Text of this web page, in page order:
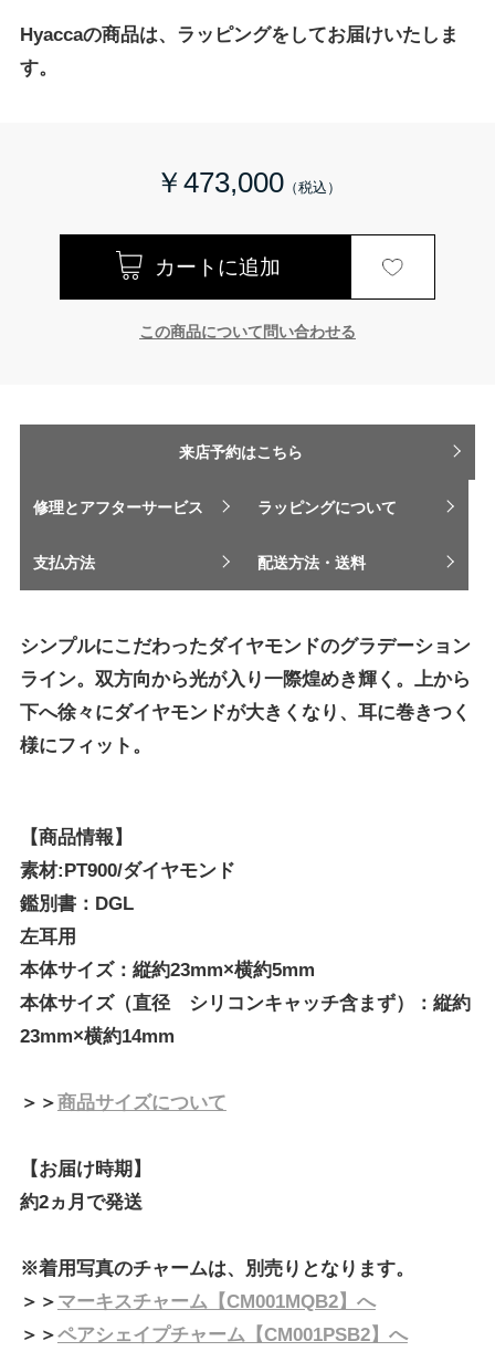
Hyaccaの商品は、ラッピングをしてお届けいたしま
す。
￥473,000
この商品について問い合わせる
来店予約はこちら
修理とアフターサービス ラッピングについて
支払方法 配送方法・送料
シンプルにこだわったダイヤモンドのグラデーション
ライン。双方向から光が入り一際煌めき輝く。上から
下へ徐々にダイヤモンドが大きくなり、耳に巻きつく
様にフィット。
【商品情報】
素材:PT900/ダイヤモンド
鑑別書：DGL
左耳用
本体サイズ：縦約23mm×横約5mm
本体サイズ（直径 シリコンキャッチ含まず）：縦約
23mm×横約14mm
＞＞商品サイズについて
【お届け時期】
約2ヵ月で発送
※着用写真のチャームは、別売りとなります。
＞＞ マーキスチャーム【CM001MQB2】へ
＞＞ペアシェイプチャーム【CM001PSB2】へ